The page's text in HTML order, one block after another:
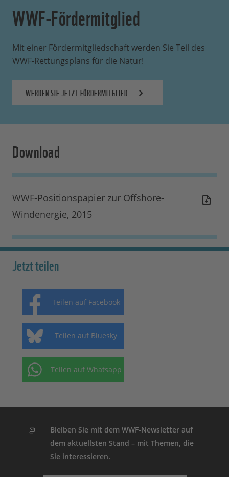
WWF-Fördermitglied
Mit einer Fördermitgliedschaft werden Sie Teil des
WWF-Rettungsplans für die Natur!
WERDEN SIE JETZT FÖRDERMITGLIED
Download
WWF-Positionspapier zur Offshore-
Windenergie, 2015
Jetzt teilen
Teilen auf Facebook
Teilen auf Bluesky
Teilen auf Whatsapp
Bleiben Sie mit dem WWF-Newsletter auf
dem aktuellsten Stand – mit Themen, die
Sie interessieren.